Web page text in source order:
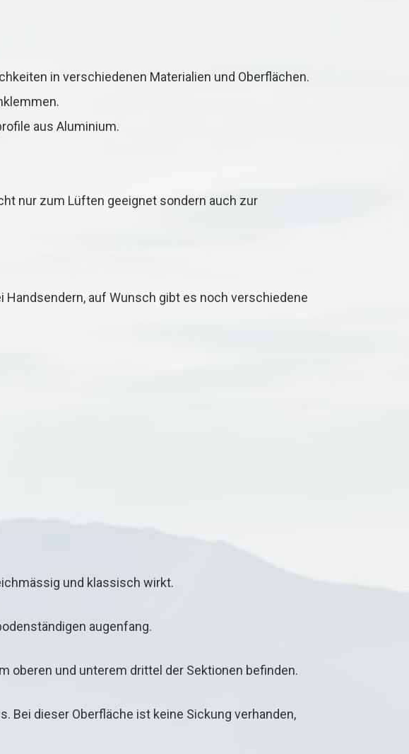
in verschiedenen Materialien und Oberflächen.
aus Aluminium.
nur zum Lüften geeignet sondern auch zur
auf Wunsch gibt es noch verschiedene
und klassisch wirkt.
augenfang.
oberen und unterem drittel der Sektionen befinden.
Bei dieser Oberfläche ist keine Sickung verhanden,